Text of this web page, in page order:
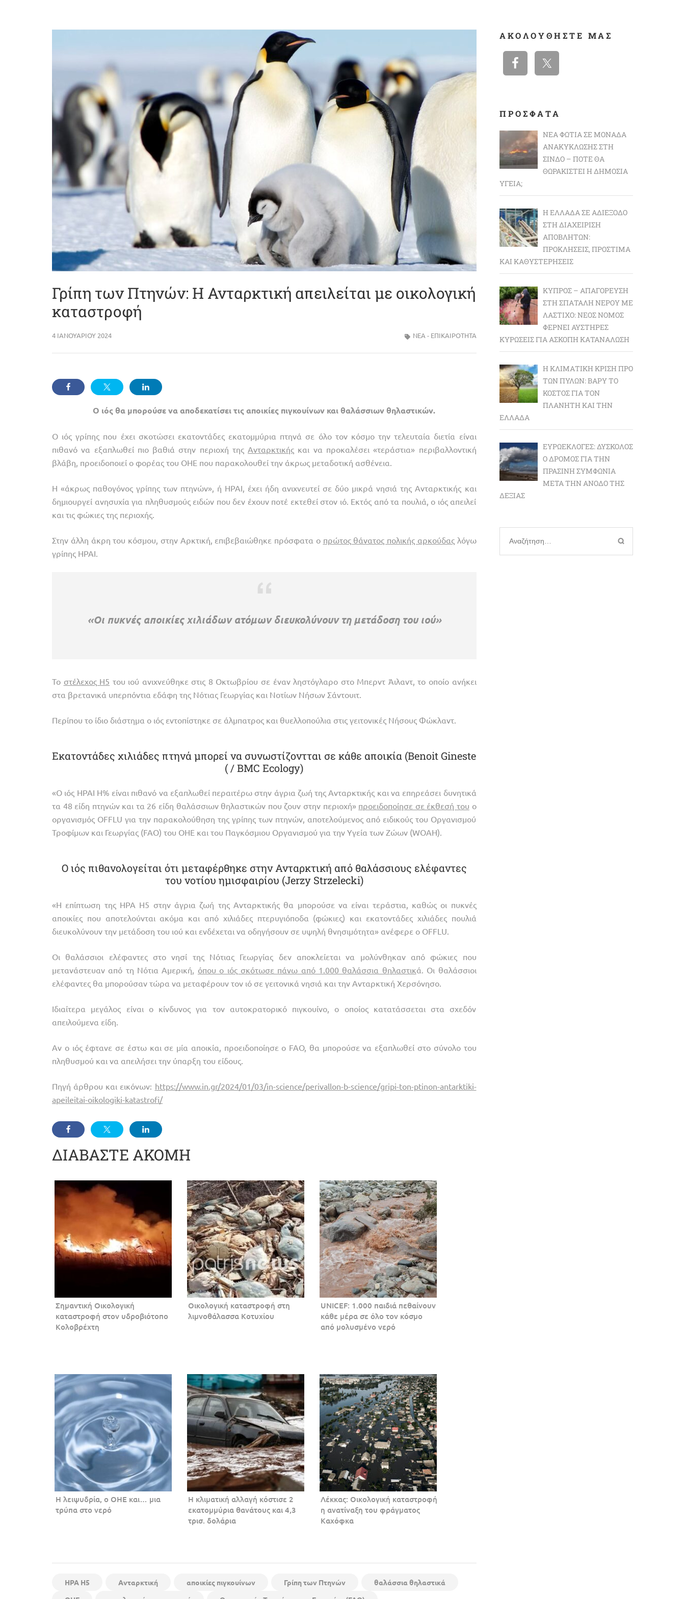
Γρίπη των Πτηνών: Η Ανταρκτική απειλείται με οικολογική
καταστροφή
4 ΙΑΝΟΥΑΡΊΟΥ 2024 ΝΈΑ - ΕΠΙΚΑΙΡΌΤΗΤΑ
Ο ιός θα μπορούσε να αποδεκατίσει τις αποικίες πιγκουίνων και θαλάσσιων θηλαστικών.
Ο ιός γρίπης που έχει σκοτώσει εκατοντάδες εκατομμύρια πτηνά σε όλο τον κόσμο την τελευταία διετία είναι
πιθανό να εξαπλωθεί πιο βαθιά στην περιοχή της Ανταρκτικής και να προκαλέσει «τεράστια» περιβαλλοντική
βλάβη, προειδοποιεί ο φορέας του ΟΗΕ που παρακολουθεί την άκρως μεταδοτική ασθένεια.
Η «άκρως παθογόνος γρίπης των πτηνών», ή HPAI, έχει ήδη ανιχνευτεί σε δύο μικρά νησιά της Ανταρκτικής και
δημιουργεί ανησυχία για πληθυσμούς ειδών που δεν έχουν ποτέ εκτεθεί στον ιό. Εκτός από τα πουλιά, ο ιός απειλεί
και τις φώκιες της περιοχής.
Στην άλλη άκρη του κόσμου, στην Αρκτική, επιβεβαιώθηκε πρόσφατα ο πρώτος θάνατος πολικής αρκούδαςλόγω
γρίπης HPAI.
«Οι πυκνές αποικίες χιλιάδων ατόμων διευκολύνουν τη μετάδοση του ιού»
Το στέλεχος H5 του ιού ανιχνεύθηκε στις 8 Οκτωβρίου σε έναν ληστόγλαρο στο Μπερντ Άιλαντ, το οποίο ανήκει
στα βρετανικά υπερπόντια εδάφη της Νότιας Γεωργίας και Νοτίων Νήσων Σάντουιτ.
Περίπου το ίδιο διάστημα ο ιός εντοπίστηκε σε άλμπατρος και θυελλοπούλια στις γειτονικές Νήσους Φώκλαντ.
Εκατοντάδες χιλιάδες πτηνά μπορεί να συνωστίζοντται σε κάθε αποικία (Benoit Gineste
( / BMC Ecology)
«Ο ιός HPAI Η% είναι πιθανό να εξαπλωθεί περαιτέρω στην άγρια ζωή της Ανταρκτικής και να επηρεάσει δυνητικά
τα 48 είδη πτηνών και τα 26 είδη θαλάσσιων θηλαστικών που ζουν στην περιοχή» προειδοποίησε σε έκθεσή του ο
οργανισμός OFFLU για την παρακολούθηση της γρίπης των πτηνών, αποτελούμενος από ειδικούς του Οργανισμού
Τροφίμων και Γεωργίας (FAO) του ΟΗΕ και του Παγκόσμιου Οργανισμού για την Υγεία των Ζώων (WOAH).
O ιός πιθανολογείται ότι μεταφέρθηκε στην Ανταρκτική από θαλάσσιους ελέφαντες
του νοτίου ημισφαιρίου (Jerzy Strzelecki)
«Η επίπτωση της HPA H5 στην άγρια ζωή της Ανταρκτικής θα μπορούσε να είναι τεράστια, καθώς οι πυκνές
αποικίες που αποτελούνται ακόμα και από χιλιάδες πτερυγιόποδα (φώκιες) και εκατοντάδες χιλιάδες πουλιά
διευκολύνουν την μετάδοση του ιού και ενδέχεται να οδηγήσουν σε υψηλή θνησιμότητα» ανέφερε ο OFFLU.
Οι θαλάσσιοι ελέφαντες στο νησί της Νότιας Γεωργίας δεν αποκλείεται να μολύνθηκαν από φώκιες που
μετανάστευαν από τη Νότια Αμερική, όπου ο ιός σκότωσε πάνω από 1.000 θαλάσσια θηλαστικά. Οι θαλάσσιοι
ελέφαντες θα μπορούσαν τώρα να μεταφέρουν τον ιό σε γειτονικά νησιά και την Ανταρκτική Χερσόνησο.
Ιδιαίτερα μεγάλος είναι ο κίνδυνος για τον αυτοκρατορικό πιγκουίνο, ο οποίος κατατάσσεται στα σχεδόν
απειλούμενα είδη.
Αν ο ιός έφτανε σε έστω και σε μία αποικία, προειδοποίησε ο FAO, θα μπορούσε να εξαπλωθεί στο σύνολο του
πληθυσμού και να απειλήσει την ύπαρξη του είδους.
Πηγή άρθρου και εικόνων: https://www.in.gr/2024/01/03/in-science/perivallon-b-science/gripi-ton-ptinon-antarktiki-
apeileitai-oikologiki-katastrofi/
ΔΙΑΒΑΣΤΕ ΑΚΟΜΗ
Σημαντική Οικολογική
καταστροφή στον υδροβιότοπο
Κολοβρέχτη
Οικολογική καταστροφή στη
λιμνοθάλασσα Κοτυχίου
UNICEF: 1.000 παιδιά πεθαίνουν
κάθε μέρα σε όλο τον κόσμο
από μολυσμένο νερό
Η λειψυδρία, ο ΟΗΕ και… μια
τρύπα στο νερό
Η κλιματική αλλαγή κόστισε 2
εκατομμύρια θανάτους και 4,3
τρισ. δολάρια
Λέκκας: Οικολογική καταστροφή
η ανατίναξη του φράγματος
Καχόφκα
HPA H5 Ανταρκτική αποικίες πιγκουίνων Γρίπη των Πτηνών
θαλάσσια θηλαστικά
ΑΚΟΛΟΥΘΉΣΤΕ ΜΑΣ
ΠΡΟΣΦΑΤΑ
ΝΈΑ ΦΩΤΙΆ ΣΕ ΜΟΝΆΔΑ
ΑΝΑΚΎΚΛΩΣΗΣ ΣΤΗ
ΣΊΝΔΟ – ΠΌΤΕ ΘΑ
ΘΩΡΑΚΙΣΤΕΊ Η ΔΗΜΌΣΙΑ
ΥΓΕΊΑ;
Η ΕΛΛΆΔΑ ΣΕ ΑΔΙΈΞΟΔΟ
ΣΤΗ ΔΙΑΧΕΊΡΙΣΗ
ΑΠΟΒΛΉΤΩΝ:
ΠΡΟΚΛΉΣΕΙΣ, ΠΡΌΣΤΙΜΑ
ΚΑΙ ΚΑΘΥΣΤΕΡΉΣΕΙΣ
ΚΎΠΡΟΣ – ΑΠΑΓΌΡΕΥΣΗ
ΣΤΗ ΣΠΑΤΆΛΗ ΝΕΡΟΎ ΜΕ
ΛΆΣΤΙΧΟ: ΝΈΟΣ ΝΌΜΟΣ
ΦΈΡΝΕΙ ΑΥΣΤΗΡΈΣ
ΚΥΡΏΣΕΙΣ ΓΙΑ ΆΣΚΟΠΗ ΚΑΤΑΝΆΛΩΣΗ
Η ΚΛΙΜΑΤΙΚΉ ΚΡΊΣΗ ΠΡΟ
ΤΩΝ ΠΥΛΏΝ: BΑΡΎ ΤΟ
ΚΌΣΤΟΣ ΓΙΑ ΤΟΝ
ΠΛΑΝΉΤΗ ΚΑΙ ΤΗΝ
ΕΛΛΆΔΑ
ΕΥΡΩΕΚΛΟΓΈΣ: ΔΎΣΚΟΛΟΣ
Ο ΔΡΌΜΟΣ ΓΙΑ ΤΗΝ
ΠΡΆΣΙΝΗ ΣΥΜΦΩΝΊΑ
ΜΕΤΆ ΤΗΝ ΆΝΟΔΟ ΤΗΣ
ΔΕΞΙΆΣ
Αναζήτηση
για: